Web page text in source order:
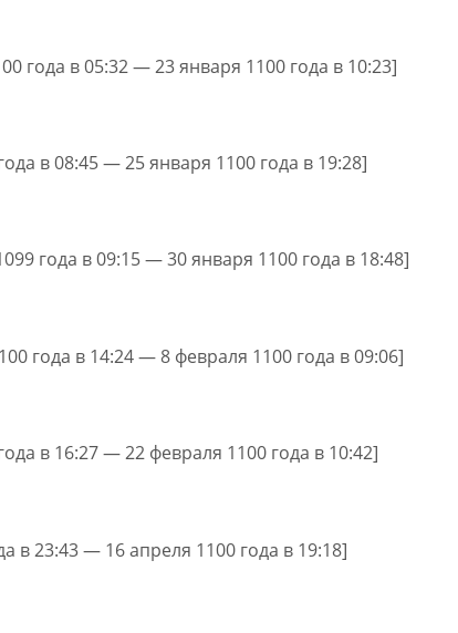
года в 05:32 — 23 января 1100 года в 10:23]
в 08:45 — 25 января 1100 года в 19:28]
года в 09:15 — 30 января 1100 года в 18:48]
года в 14:24 — 8 февраля 1100 года в 09:06]
в 16:27 — 22 февраля 1100 года в 10:42]
в 23:43 — 16 апреля 1100 года в 19:18]